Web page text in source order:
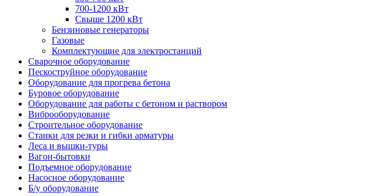
700-1200 кВт
Свыше 1200 кВт
Бензиновые генераторы
Газовые
Комплектующие для электростанций
Сварочное оборудование
Пескоструйное оборудование
Оборудование для прогрева бетона
Буровое оборудование
Оборудование для работы с бетоном и раствором
Виброоборудование
Строительное оборудование
Станки для резки и гибки арматуры
Леса и вышки-туры
Вагон-бытовки
Подъемное оборудование
Насосное оборудование
Б/у оборудование